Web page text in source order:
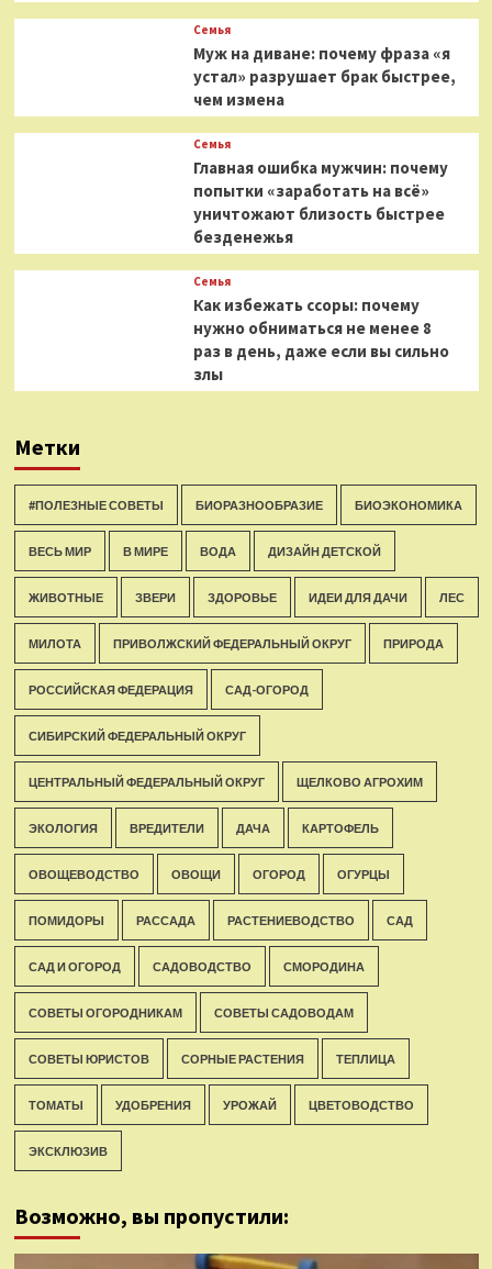
Семья
Муж на диване: почему фраза «я
устал» разрушает брак быстрее,
чем измена
Семья
Главная ошибка мужчин: почему
попытки «заработать на всё»
уничтожают близость быстрее
безденежья
Семья
Как избежать ссоры: почему
нужно обниматься не менее 8
раз в день, даже если вы сильно
злы
Метки
#ПОЛЕЗНЫЕ СОВЕТЫ БИОРАЗНООБРАЗИЕ БИОЭКОНОМИКА
ВЕСЬ МИР В МИРЕ ВОДА ДИЗАЙН ДЕТСКОЙ
ЖИВОТНЫЕ ЗВЕРИ ЗДОРОВЬЕ ИДЕИ ДЛЯ ДАЧИ ЛЕС
МИЛОТА ПРИВОЛЖСКИЙ ФЕДЕРАЛЬНЫЙ ОКРУГ ПРИРОДА
РОССИЙСКАЯ ФЕДЕРАЦИЯ САД-ОГОРОД
СИБИРСКИЙ ФЕДЕРАЛЬНЫЙ ОКРУГ
ЦЕНТРАЛЬНЫЙ ФЕДЕРАЛЬНЫЙ ОКРУГ ЩЕЛКОВО АГРОХИМ
ЭКОЛОГИЯ ВРЕДИТЕЛИ ДАЧА КАРТОФЕЛЬ
ОВОЩЕВОДСТВО ОВОЩИ ОГОРОД ОГУРЦЫ
ПОМИДОРЫ РАССАДА РАСТЕНИЕВОДСТВО САД
САД И ОГОРОД САДОВОДСТВО СМОРОДИНА
СОВЕТЫ ОГОРОДНИКАМ СОВЕТЫ САДОВОДАМ
СОВЕТЫ ЮРИСТОВ СОРНЫЕ РАСТЕНИЯ ТЕПЛИЦА
ТОМАТЫ УДОБРЕНИЯ УРОЖАЙ ЦВЕТОВОДСТВО
ЭКСКЛЮЗИВ
Возможно, вы пропустили: